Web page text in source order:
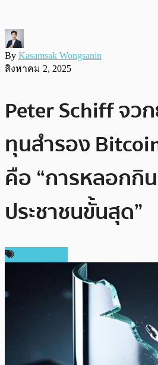
By Kasamsak Wongsanin
สิงหาคม 2, 2025
Peter Schiff จว
ทุนสำรอง
คือ “การหลอกกิ
ประชาชนขั้นสุด”